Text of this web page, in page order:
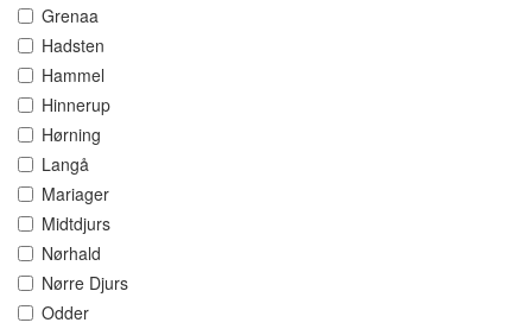
Grenaa
Hadsten
Hammel
Hinnerup
Hørning
Langå
Mariager
Midtdjurs
Nørhald
Nørre Djurs
Odder